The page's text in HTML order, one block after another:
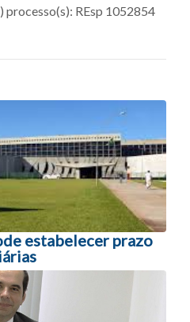
processo(s): REsp 1052854
posts
estabelecer prazo